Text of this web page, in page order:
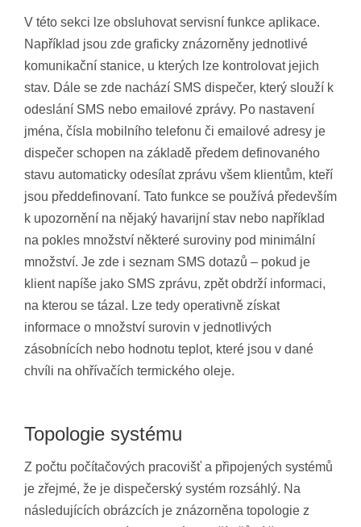
V této sekci lze obsluhovat servisní funkce aplikace.
Například jsou zde graficky znázorněny jednotlivé
komunikační stanice, u kterých lze kontrolovat jejich
stav. Dále se zde nachází SMS dispečer, který slouží k
odeslání SMS nebo emailové zprávy. Po nastavení
jména, čísla mobilního telefonu či emailové adresy je
dispečer schopen na základě předem definovaného
stavu automaticky odesílat zprávu všem klientům, kteří
jsou předdefinovaní. Tato funkce se používá především
k upozornění na nějaký havarijní stav nebo například
na pokles množství některé suroviny pod minimální
množství. Je zde i seznam SMS dotazů – pokud je
klient napíše jako SMS zprávu, zpět obdrží informaci,
na kterou se tázal. Lze tedy operativně získat
informace o množství surovin v jednotlivých
zásobnících nebo hodnotu teplot, které jsou v dané
chvíli na ohřívačích termického oleje.
Topologie systému
Z počtu počítačových pracovišť a připojených systémů
je zřejmé, že je dispečerský systém rozsáhlý. Na
následujících obrázcích je znázorněna topologie z